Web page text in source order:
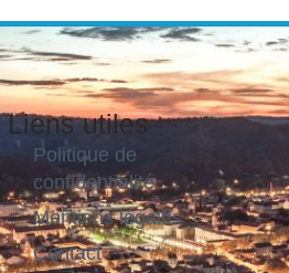
Liens utiles
Politique de
confidentialité
Mentions légales
Contact